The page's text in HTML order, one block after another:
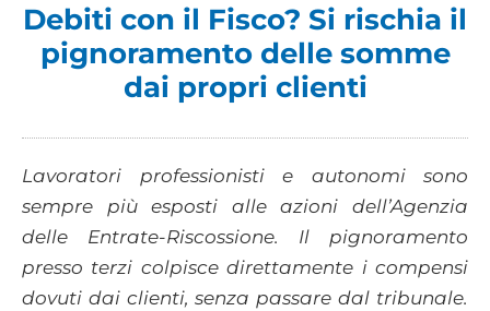
Debiti con il Fisco? Si rischia il
pignoramento delle somme
dai propri clienti
Lavoratori professionisti e autonomi sono
sempre più esposti alle azioni dell’Agenzia
delle Entrate-Riscossione. Il pignoramento
presso terzi colpisce direttamente i compensi
dovuti dai clienti, senza passare dal tribunale.